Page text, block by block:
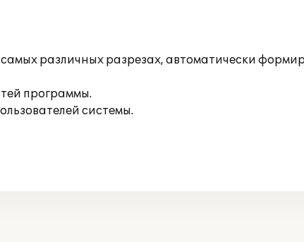
различных разрезах, автоматически
программы.
системы.